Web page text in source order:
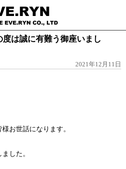
は誠に有難う御座いまし
2021年12月11日
お世話になります。
した。